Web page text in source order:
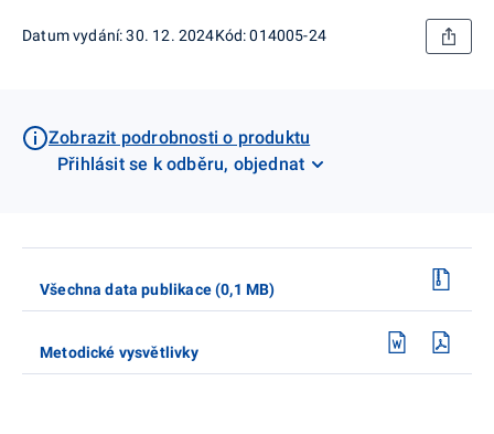
Datum vydání: 30. 12. 2024Kód: 014005-24
Zobrazit podrobnosti o produktu
Přihlásit se k odběru, objednat
Všechna data publikace (0,1 MB)
Metodické vysvětlivky